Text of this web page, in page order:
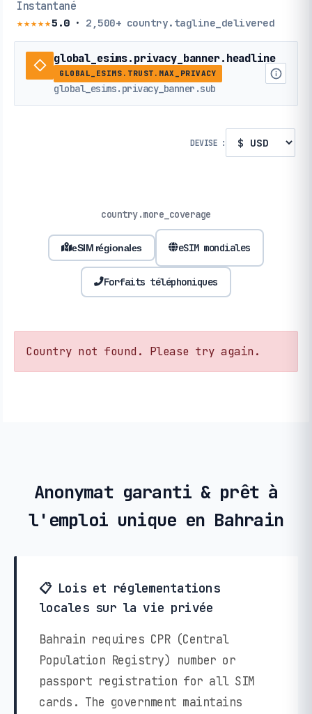
Instantané
★★★★★5.0· 2,500+ country.tagline_delivered
global_esims.privacy_banner.headline
GLOBAL_ESIMS.TRUST.MAX_PRIVACY
global_esims.privacy_banner.sub
DEVISE :
country.more_coverage
eSIM régionales eSIM mondiales
Forfaits téléphoniques
Country not found. Please try again.
Anonymat garanti & prêt à
l'emploi unique en Bahrain
📋 Lois et réglementations
locales sur la vie privée
Bahrain requires CPR (Central
Population Registry) number or
passport registration for all SIM
cards. The government maintains